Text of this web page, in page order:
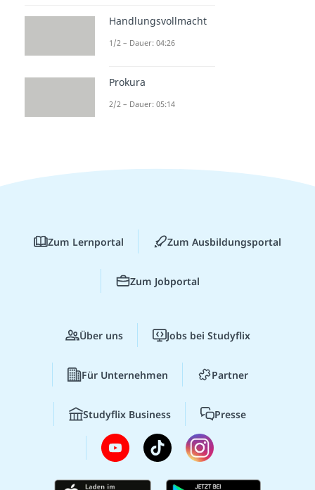
Handlungsvollmacht
1/2 – Dauer: 04:26
Prokura
2/2 – Dauer: 05:14
Zum Lernportal Zum Ausbildungsportal
Zum Jobportal
Über uns Jobs bei Studyflix
Für Unternehmen Partner
Studyflix Business Presse